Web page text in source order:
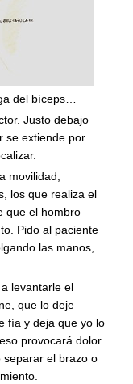
del bíceps…
Justo debajo
se extiende por
movilidad,
los que realiza el
que el hombro
Pido al paciente
las manos,
levantarle el
que lo deje
fía y deja que yo lo
provocará dolor.
separar el brazo o